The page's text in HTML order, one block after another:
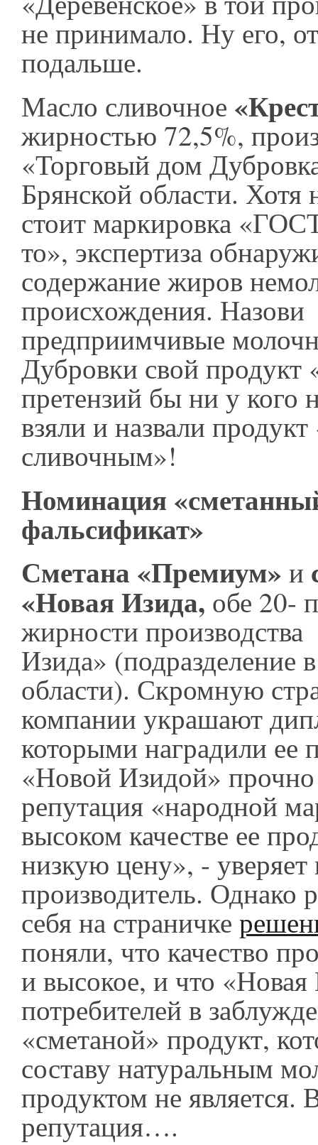
не принимало. Ну его,
подальше.
Масло сливочное
жирностью 72,5%,
«Торговый дом
Брянской области. Хотя
стоит маркировка
то», экспертиза
содержание жиров
происхождения. Назови
предприимчивые
Дубровки свой продукт
претензий бы ни у кого
взяли и назвали
сливочным»!
Номинация
фальсификат»
Сметана «Премиум» и
«Новая Изида, обе 20-
жирности
Изида» (подразделение
области). Скромную
компании украшают
которыми наградили ее
«Новой Изидой» прочно
репутация «народной
высоком качестве ее
низкую цену», - уверяет
производитель. Однако
себя на страничке
поняли, что качество
и высокое, и что «Новая
потребителей в
«сметаной» продукт,
составу натуральным
продуктом не является.
репутация….